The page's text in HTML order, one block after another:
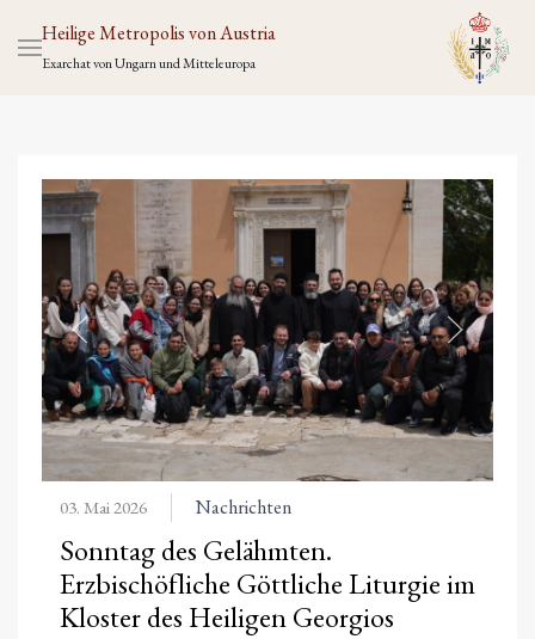
Heilige Metropolis von Austria
Exarchat von Ungarn und Mitteleuropa
03. Mai 2026 Nachrichten
Sonntag des Gelähmten.
Erzbischöfliche Göttliche Liturgie im
Kloster des Heiligen Georgios